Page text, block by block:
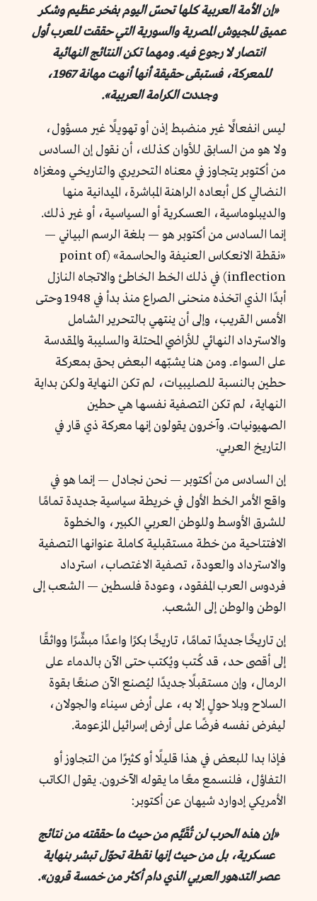
«إن الأمة العربية كلها تحسّ اليوم بفخر عظيم وشكر
عميق للجيوش المصرية والسورية التي حققت للعرب أول
انتصار لا رجوع فيه. ومهما تكن النتائج النهائية
للمعركة، فستبقى حقيقة أنها أنهت مهانة 1967،
وجددت الكرامة العربية».
ليس انفعالًا غير منضبط إذن أو تهويلًا غير مسؤول،
ولا هو من السابق للأوان كذلك، أن نقول إن السادس
من أكتوبر يتجاوز في معناه التحريري والتاريخي ومغزاه
النضالي كل أبعاده الراهنة المباشرة، الميدانية منها
والديبلوماسية، العسكرية أو السياسية، أو غير ذلك.
إنما السادس من أكتوبر هو — بلغة الرسم البياني —
«نقطة الانعكاس العنيفة والحاسمة» (point of
inflection) في ذلك الخط الخاطئ والاتجاه النازل
أبدًا الذي اتخذه منحنى الصراع منذ بدأ في 1948 وحتى
الأمس القريب، وإلى أن ينتهي بالتحرير الشامل
والاسترداد النهائي للأراضي المحتلة والسليبة والمقدسة
على السواء. ومن هنا يشبّهه البعض بحق بمعركة
حطين بالنسبة للصليبيات، لم تكن النهاية ولكن بداية
النهاية، لم تكن التصفية نفسها هي حطين
الصهيونيات. وآخرون يقولون إنها معركة ذي قار في
التاريخ العربي.
إن السادس من أكتوبر — نحن نجادل — إنما هو في
واقع الأمر الخط الأول في خريطة سياسية جديدة تمامًا
للشرق الأوسط وللوطن العربي الكبير، والخطوة
الافتتاحية من خطة مستقبلية كاملة عنوانها التصفية
والاسترداد والعودة، تصفية الاغتصاب، استرداد
فردوس العرب المفقود، وعودة فلسطين — الشعب إلى
الوطن والوطن إلى الشعب.
إن تاريخًا جديدًا تمامًا، تاريخًا بكرًا واعدًا مبشِّرًا وواثقًا
إلى أقصى حد، قد كُتب ويُكتب حتى الآن بالدماء على
الرمال، وإن مستقبلًا جديدًا ليُصنع الآن صنعًا بقوة
السلاح وبلا حولٍ إلا به، على أرض سيناء والجولان،
ليفرض نفسه فرضًا على أرض إسرائيل المزعومة.
فإذا بدا للبعض في هذا قليلًا أو كثيرًا من التجاوز أو
التفاؤل، فلنسمع معًا ما يقوله الآخرون. يقول الكاتب
الأمريكي إدوارد شيهان عن أكتوبر:
«إن هذه الحرب لن تُقَيَّم من حيث ما حققته من نتائج
عسكرية، بل من حيث إنها نقطة تحوّل تبشر بنهاية
عصر التدهور العربي الذي دام أكثر من خمسة قرون».